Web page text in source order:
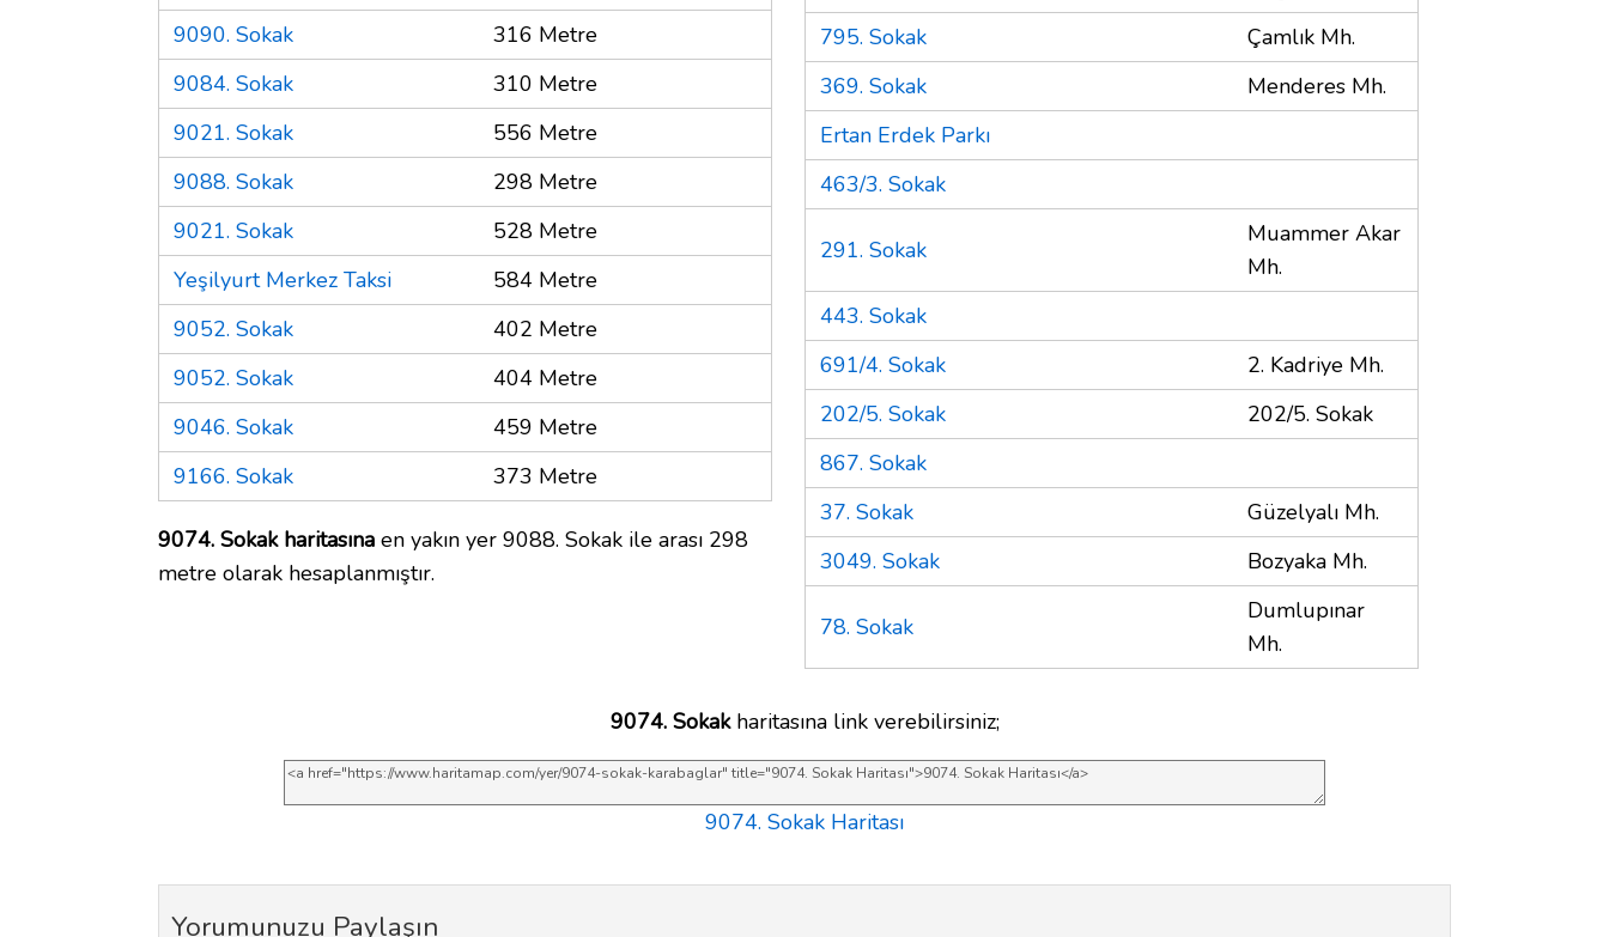
9090. Sokak
316 Metre
9084. Sokak
310 Metre
9021. Sokak
556 Metre
9088. Sokak
298 Metre
9021. Sokak
528 Metre
Yeşilyurt Merkez Taksi
584 Metre
9052. Sokak
402 Metre
9052. Sokak
404 Metre
9046. Sokak
459 Metre
9166. Sokak
373 Metre
9074. Sokak haritasına en yakın yer 9088. Sokak ile arası 298
metre olarak hesaplanmıştır.
795. Sokak
Çamlık Mh.
369. Sokak
Menderes Mh.
Ertan Erdek Parkı
463/3. Sokak
291. Sokak
Muammer Akar
Mh.
443. Sokak
691/4. Sokak
2. Kadriye Mh.
202/5. Sokak
202/5. Sokak
867. Sokak
37. Sokak
Güzelyalı Mh.
3049. Sokak
Bozyaka Mh.
78. Sokak
Dumlupınar
Mh.
9074. Sokakharitasına link verebilirsiniz;
9074. Sokak Haritası
Yorumunuzu Paylaşın